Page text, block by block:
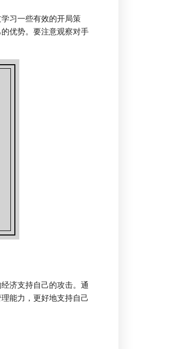
习一些有效的开局策
优势。要注意观察对手
济支持自己的攻击。通
能力，更好地支持自己